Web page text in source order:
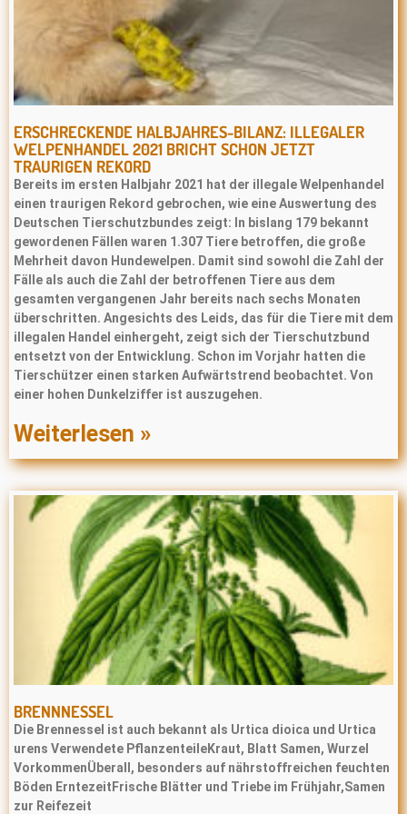
ERSCHRECKENDE HALBJAHRES-BILANZ: ILLEGALER
WELPENHANDEL 2021 BRICHT SCHON JETZT
TRAURIGEN REKORD
Bereits im ersten Halbjahr 2021 hat der illegale Welpenhandel
einen traurigen Rekord gebrochen, wie eine Auswertung des
Deutschen Tierschutzbundes zeigt: In bislang 179 bekannt
gewordenen Fällen waren 1.307 Tiere betroffen, die große
Mehrheit davon Hundewelpen. Damit sind sowohl die Zahl der
Fälle als auch die Zahl der betroffenen Tiere aus dem
gesamten vergangenen Jahr bereits nach sechs Monaten
überschritten. Angesichts des Leids, das für die Tiere mit dem
illegalen Handel einhergeht, zeigt sich der Tierschutzbund
entsetzt von der Entwicklung. Schon im Vorjahr hatten die
Tierschützer einen starken Aufwärtstrend beobachtet. Von
einer hohen Dunkelziffer ist auszugehen.
Weiterlesen »
BRENNNESSEL
Die Brennessel ist auch bekannt als Urtica dioica und Urtica
urens Verwendete PflanzenteileKraut, Blatt Samen, Wurzel
VorkommenÜberall, besonders auf nährstoffreichen feuchten
Böden ErntezeitFrische Blätter und Triebe im Frühjahr,Samen
zur Reifezeit